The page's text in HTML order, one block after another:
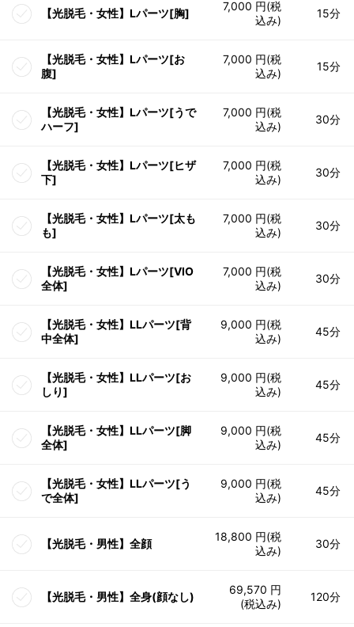
【光脱毛・女性】Lパーツ[胸]
7,000 円(税
込み)
15分
【光脱毛・女性】Lパーツ[お
腹]
7,000 円(税
込み)
15分
【光脱毛・女性】Lパーツ[うで
ハーフ]
7,000 円(税
込み)
30分
【光脱毛・女性】Lパーツ[ヒザ
下]
7,000 円(税
込み)
30分
【光脱毛・女性】Lパーツ[太も
も]
7,000 円(税
込み)
30分
【光脱毛・女性】Lパーツ[VIO
全体]
7,000 円(税
込み)
30分
【光脱毛・女性】LLパーツ[背
中全体]
9,000 円(税
込み)
45分
【光脱毛・女性】LLパーツ[お
しり]
9,000 円(税
込み)
45分
【光脱毛・女性】LLパーツ[脚
全体]
9,000 円(税
込み)
45分
【光脱毛・女性】LLパーツ[う
で全体]
9,000 円(税
込み)
45分
【光脱毛・男性】全顔
18,800 円(税
込み)
30分
【光脱毛・男性】全身(顔なし)
69,570 円
(税込み)
120分